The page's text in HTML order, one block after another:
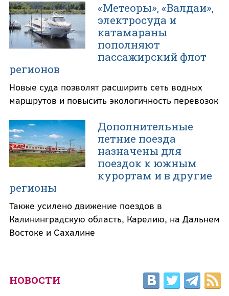
«Метеоры», «Валдаи»,
электросуда и
катамараны
пополняют
пассажирский флот
регионов
Новые суда позволят расширить сеть водных
маршрутов и повысить экологичность перевозок
Дополнительные
летние поезда
назначены для
поездок к южным
курортам и в другие
регионы
Также усилено движение поездов в
Калининградскую область, Карелию, на Дальнем
Востоке и Сахалине
НОВОСТИ